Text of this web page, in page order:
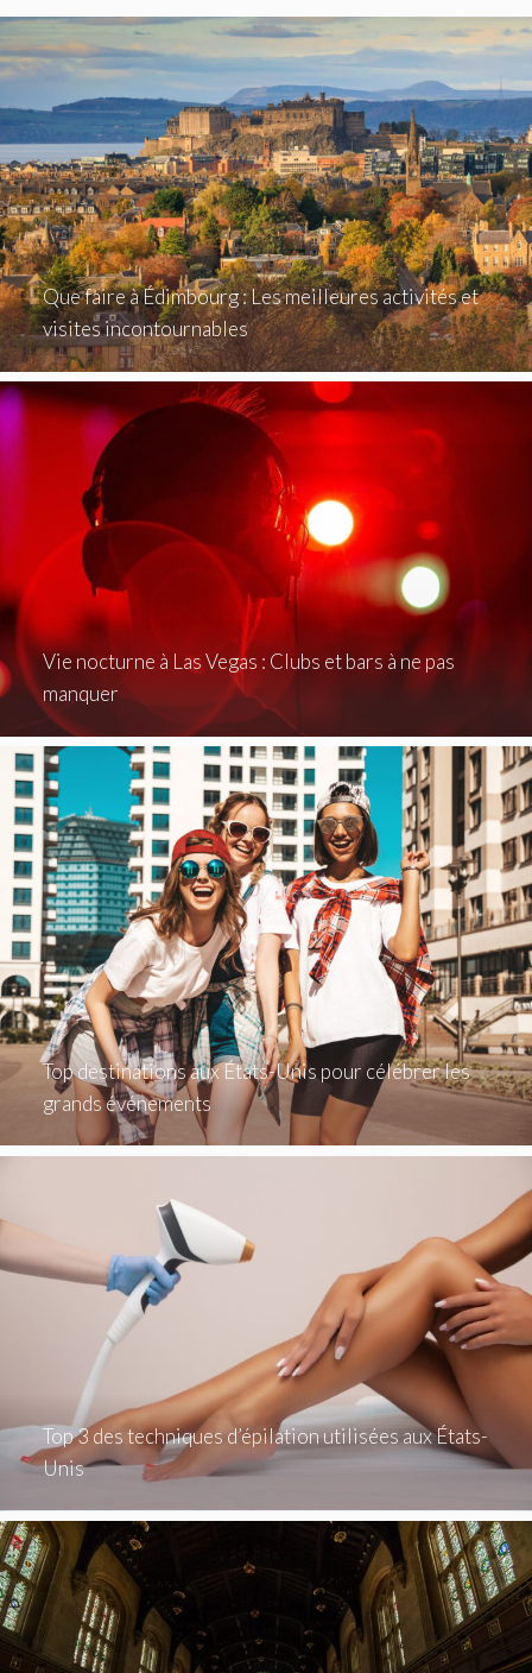
Que faire à Édimbourg : Les meilleures activités et
visites incontournables
Vie nocturne à Las Vegas : Clubs et bars à ne pas
manquer
Top destinations aux États-Unis pour célébrer les
grands événements
Top 3 des techniques d’épilation utilisées aux États-
Unis